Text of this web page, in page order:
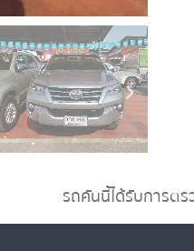
รถคันนี้ได้รับการต